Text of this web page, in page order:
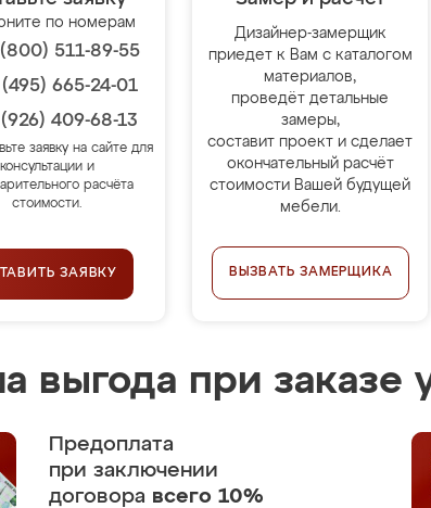
по номерам
511-89-55
665-24-01
409-68-13
заявку на сайте для
консультации и
расчёта
стоимости.
ЗАЯВКУ
Дизайнер-замерщик
приедет к Вам с каталогом
материалов,
проведёт детальные
замеры,
составит проект и сделает
окончательный расчёт
стоимости Вашей будущей
мебели.
ВЫЗВАТЬ ЗАМЕРЩИКА
выгода при заказе
Предоплата
при заключении
договора всего 10%